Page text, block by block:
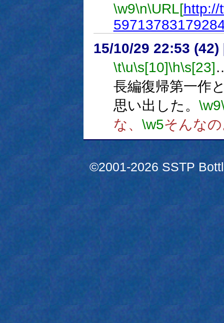
\w9\n\URL[http://
15/10/29 22:53 (42)
\t\u\s[10]\h\s[23]
長編復帰第一作
思い出した。 \w9
な、 \w5そんな
©2001-2026 SSTP